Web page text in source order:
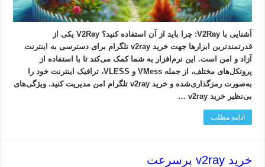
آشنایی با V2Ray: چرا باید از آن استفاده کنید؟ V2Ray یکی از
قدرتمندترین ابزارها جهت خرید v2ray تلگرام برای دسترسی به اینترنت
آزاد و امن است. این نرم‌افزار به شما کمک می‌کند تا با استفاده از
پروتکل‌های مختلف، از جمله VMess و VLESS، ترافیک اینترنت خود را
به‌صورت رمزگذاری‌شده و خرید v2ray تلگرام امن مدیریت کنید. ویژگی‌های
بی‌نظیر خرید v2ray …
ادامه مطلب
خرید v2ray پرسرعت